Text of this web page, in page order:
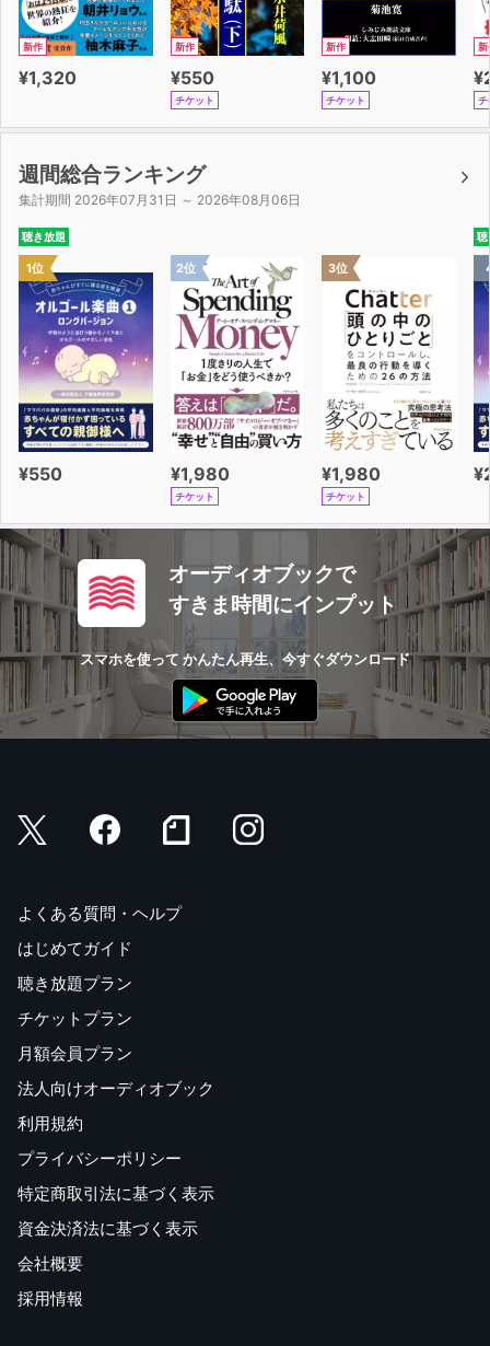
――スーザン・ケイン（『内向型人間の時代』）
くれる私たちの内なる声には、なにか深く神秘的で、素晴
イデアを持っている」
――『ニューヨーカー』
「重要な作品である」
――『ウォール・ストリート・ジャーナル』
「自分自身とのコミュニケーションに、正しい方法や間違
った方法はあるのだろうか。内なる声が大きすぎる人に有
効なテクニックはあるのだろうか。クロスはすべてではな
いにしても、これらの疑問に対する答えを見つけた」
――『ガーディアン』
「軽妙さとウィットをもって、脳とその働きや、私たちの
しばし執拗なおしゃべりをどうすれば静められるかについ
て、容易に理解できる作品をものにしている」
――『USAトゥデイ』
「沈黙のうちに私たちが自分自身と交わす会話を通して、
ポジティブ思考やネガティブ思考を操る私たちの力を検証
し、最高の自分を受け入れるための、私たちがすでにもっ
ている驚くべき力を検証する」
――CNN
新作
¥1,320
新作
¥550
チケット
新作
¥1,100
チケット
新
チ
週間総合ランキング
集計期間 2026年07月31日 ～ 2026年08月06日
聴き放題
1位
¥550
2位
¥1,980
チケット
3位
¥1,980
チケット
聴
オーディオブックで
すきま時間にインプット
スマホを使って かんたん再生、今すぐダウンロード
よくある質問・ヘルプ
はじめてガイド
聴き放題プラン
チケットプラン
月額会員プラン
法人向けオーディオブック
利用規約
プライバシーポリシー
特定商取引法に基づく表示
資金決済法に基づく表示
会社概要
採用情報